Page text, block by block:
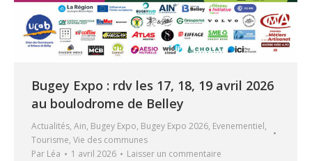
Bugey Expo : rdv les 17, 18, 19 avril 2026
au boulodrome de Belley
Actualités, Ain, Bugey Expo, Bugey Expo 2026, Evenementiel,
Tourisme, Vie des communes
Par Léa 1 avril 2026 Laisser un commentaire